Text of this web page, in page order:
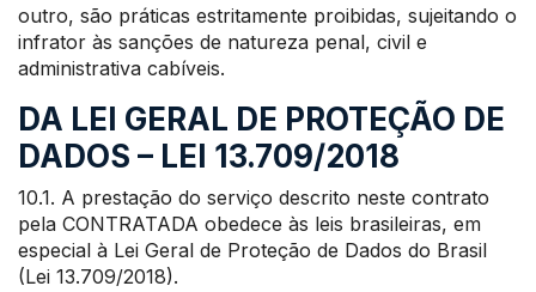
outro, são práticas estritamente proibidas, sujeitando o
infrator às sanções de natureza penal, civil e
administrativa cabíveis.
DA LEI GERAL DE PROTEÇÃO DE
DADOS – LEI 13.709/2018
10.1. A prestação do serviço descrito neste contrato
pela CONTRATADA obedece às leis brasileiras, em
especial à Lei Geral de Proteção de Dados do Brasil
(Lei 13.709/2018).